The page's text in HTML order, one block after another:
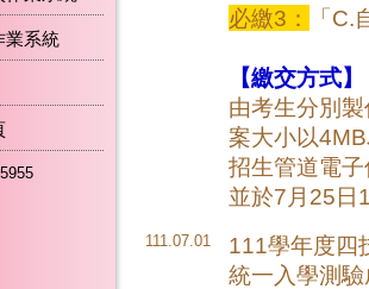
業系統
必繳3： 「
【繳交方式】
由考生分別
案大小以
招生管道電
並於7月25日
111.07.01
111學年度四
統一入學測